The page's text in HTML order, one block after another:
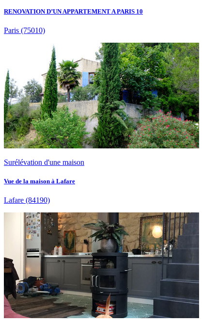
RENOVATION D’UN APPARTEMENT A PARIS 10
Paris (75010)
Surélévation d'une maison
Vue de la maison à Lafare
Lafare (84190)